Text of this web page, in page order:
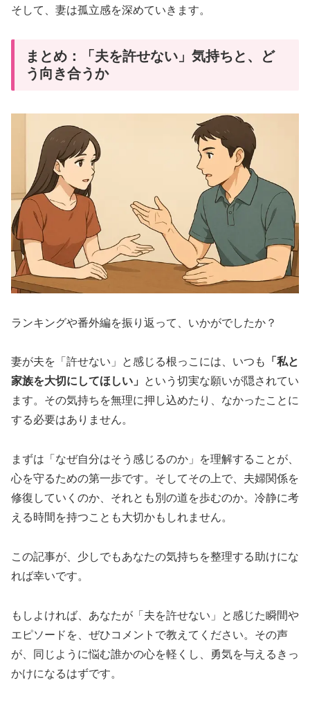
そして、妻は孤立感を深めていきます。
まとめ：「夫を許せない」気持ちと、ど
う向き合うか
ランキングや番外編を振り返って、いかがでしたか？
妻が夫を「許せない」と感じる根っこには、いつも
「私と
家族を大切にしてほしい」
という切実な願いが隠されてい
ます。その気持ちを無理に押し込めたり、なかったことに
する必要はありません。
まずは「なぜ自分はそう感じるのか」を理解することが、
心を守るための第一歩です。そしてその上で、夫婦関係を
修復していくのか、それとも別の道を歩むのか。冷静に考
える時間を持つことも大切かもしれません。
この記事が、少しでもあなたの気持ちを整理する助けにな
れば幸いです。
もしよければ、あなたが「夫を許せない」と感じた瞬間や
エピソードを、ぜひコメントで教えてください。その声
が、同じように悩む誰かの心を軽くし、勇気を与えるきっ
かけになるはずです。